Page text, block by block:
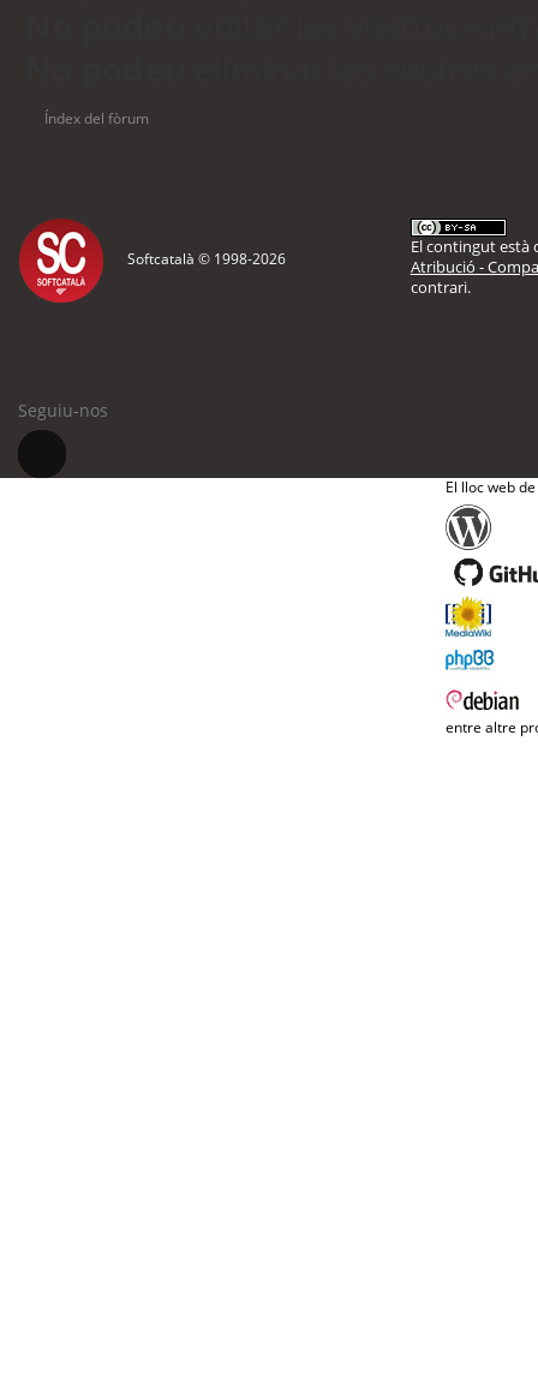
Índex del fòrum
Softcatalà © 1998-2026
El contingut està
Atribució -
contrari.
Seguiu-nos
El lloc web
entre altre